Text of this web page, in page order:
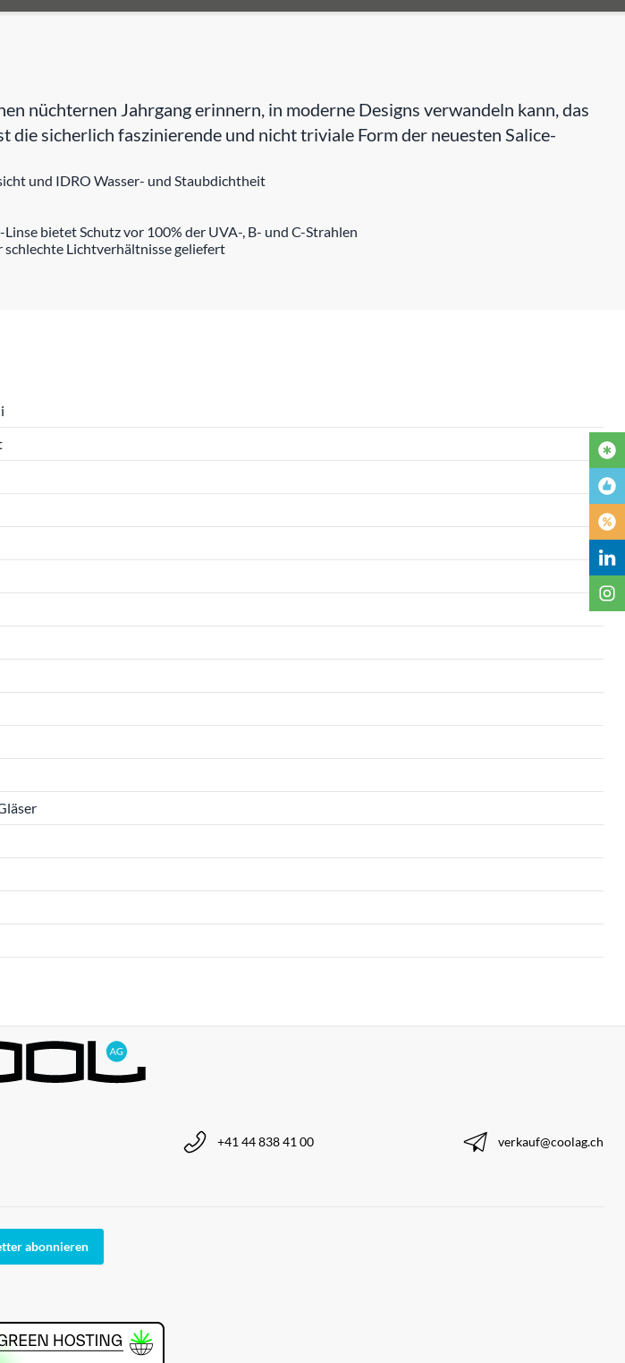
nüchternen Jahrgang erinnern, in moderne Designs verwandeln kann, das
sicherlich faszinierende und nicht triviale Form der neuesten Salice-
und IDRO Wasser- und Staubdichtheit
bietet Schutz vor 100% der UVA-, B- und C-Strahlen
Lichtverhältnisse geliefert
+41 44 838 41 00 verkauf@coolag.ch
abonnieren